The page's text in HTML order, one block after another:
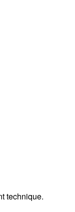
technique.